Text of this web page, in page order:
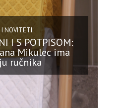
I NOVITETI
I S POTPISOM:
Mikulec ima
ručnika